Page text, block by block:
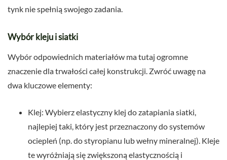
tynk nie spełnią swojego zadania.
Wybór kleju i siatki
Wybór odpowiednich materiałów ma tutaj ogromne
znaczenie dla trwałości całej konstrukcji. Zwróć uwagę na
dwa kluczowe elementy:
Klej: Wybierz elastyczny klej do zatapiania siatki,
najlepiej taki, który jest przeznaczony do systemów
ociepleń (np. do styropianu lub wełny mineralnej). Kleje
te wyróżniają się zwiększoną elastycznością i